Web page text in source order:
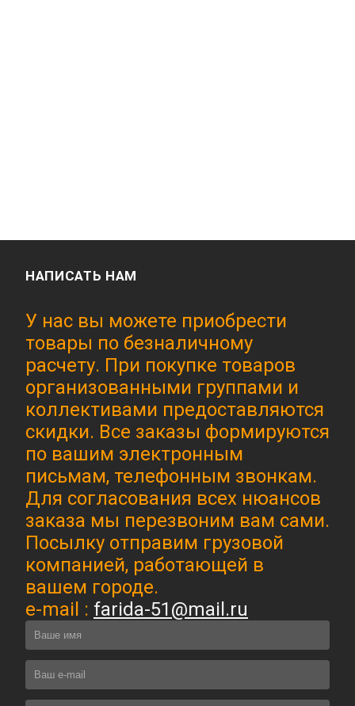
НАПИСАТЬ НАМ
У нас вы можете приобрести
товары по безналичному
расчету. При покупке товаров
организованными группами и
коллективами предоставляются
скидки. Все заказы формируются
по вашим электронным
письмам, телефонным звонкам.
Для согласования всех нюансов
заказа мы перезвоним вам сами.
Посылку отправим грузовой
компанией, работающей в
вашем городе.
e-mail : farida-51@mail.ru